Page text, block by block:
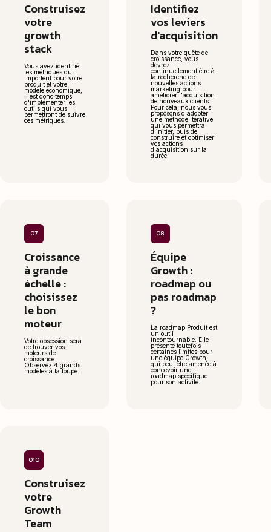
Construisez
votre
growth
stack
Vous avez identifié
les métriques qui
importent pour votre
produit et votre
modèle économique,
il est donc temps
d'implémenter les
outils qui vous
permettront de suivre
ces métriques.
Identifiez
vos leviers
d'acquisition
Dans votre quête de
croissance, vous
devrez
continuellement être à
la recherche de
nouvelles actions
marketing pour
améliorer l'acquisition
de nouveaux clients.
Pour cela, nous vous
proposons d'adopter
une méthode itérative
qui vous permettra
d'initier, puis de
construire et optimiser
vos actions
d'acquisition sur la
durée.
07
Croissance
à grande
échelle :
choisissez
le bon
moteur
Votre obsession sera
de trouver vos
moteurs de
croissance.
Observez 4 grands
modèles à la loupe.
08
Équipe
Growth :
roadmap ou
pas roadmap
?
La roadmap Produit est
un outil
incontournable. Elle
présente toutefois
certaines limites pour
une équipe Growth,
qui peut être amenée à
concevoir une
roadmap spécifique
pour son activité.
010
Construisez
votre
Growth
Team